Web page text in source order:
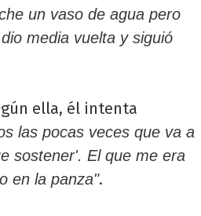
un vaso de agua pero
media vuelta y siguió
ella, él intenta
las pocas veces que va a
sostener'. El que me era
en la panza".